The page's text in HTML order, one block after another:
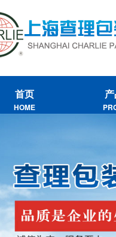
首页
HOME